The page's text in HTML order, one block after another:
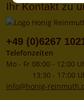
Ihr Kontakt zu
+49 (0)6267
Telefonzeiten
Mo - Fr 08:00 - 12:00
13:30 - 17:00
info@honig-